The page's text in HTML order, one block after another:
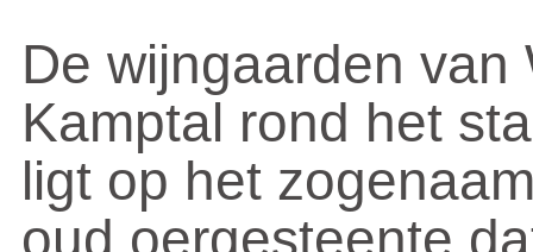
De wijngaarden
Kamptal rond het
ligt op het
oud oergesteente